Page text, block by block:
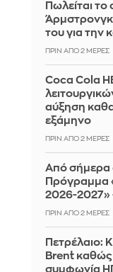
Πωλείται το
Άρμστρονγκ
του για την
ΠΡΙΝ ΑΠΌ 2 ΜΈΡΕΣ
Coca Cola
αύξηση
εξάμηνο
ΠΡΙΝ ΑΠΌ 2 ΜΈΡΕΣ
Από σήμερα
Πρόγραμμα
2026-2027»
ΠΡΙΝ ΑΠΌ 2 ΜΈΡΕΣ
Πετρέλαιο:
Brent καθώς
συμφωνία